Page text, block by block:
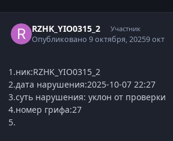
RZHK_YIO0315_2 Участник
Опубликовано9 октября, 20259 окт
1.ник:RZHK_YIO0315_2
2.дата нарушения:2025-10-07 22:27
3.суть нарушения: уклон от проверки
4.номер грифа:27
5.